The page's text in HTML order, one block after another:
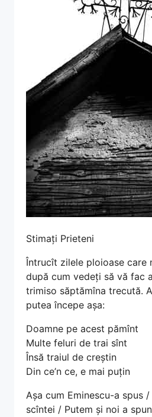
Stimați Prieteni
Întrucît zilele ploioase care
după cum vedeți să vă fac
trimiso săptămîna trecută.
putea începe așa:
Doamne pe acest pămînt
Multe feluri de trai sînt
Însă traiul de creștin
Din ce’n ce, e mai puțin
Așa cum Eminescu-a spus
scîntei / Putem și noi a